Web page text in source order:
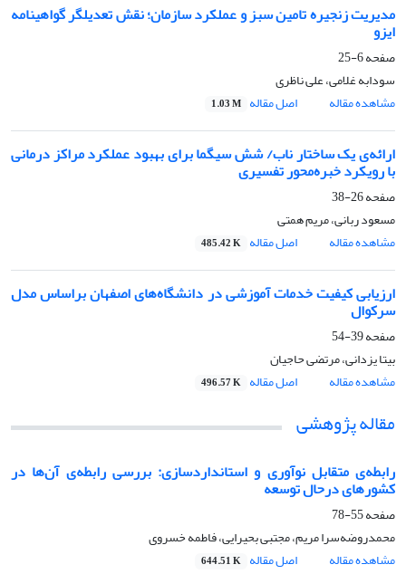
مدیریت زنجیره تامین سبز و عملکرد سازمان؛ نقش تعدیلگر گواهینامه
ایزو
صفحه6-25
سودابه غلامی، علی ناظری
مشاهده مقاله
اصل مقاله 1.03 M
ارائه‌ی یک ساختار ناب/ شش سیگما برای بهبود عملکرد مراکز درمانی
با ‌رویکرد خبره‌محور تفسیری
صفحه26-38
مسعود ربانی، مریم همتی
مشاهده مقاله
اصل مقاله 485.42 K
ارزیابی کیفیت خدمات آموزشی در دانشگاه‌های اصفهان براساس مدل
سرکوال
صفحه39-54
بیتا یزدانی، مرتضی حاجیان
مشاهده مقاله
اصل مقاله 496.57 K
مقاله پژوهشی
رابطه‌ی متقابل نوآوری و استانداردسازی: بررسی رابطه‌ی آن‌ها در
کشورهای درحال توسعه
صفحه55-78
محمدروضه‌سرا مریم، مجتبی بحیرایی، فاطمه خسروی
مشاهده مقاله
اصل مقاله 644.51 K